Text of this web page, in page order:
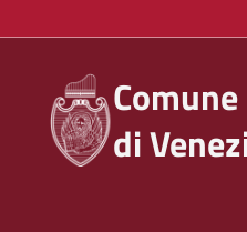
Comune
di